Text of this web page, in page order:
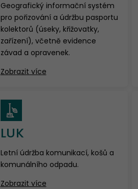
Geografický informační systém
pro pořizování a údržbu pasportu
kolektorů (úseky, křižovatky,
zařízení), včetně evidence
závad a opravenek.
Zobrazit více
LUK
Letní údržba komunikací, košů a
komunálního odpadu.
Zobrazit více